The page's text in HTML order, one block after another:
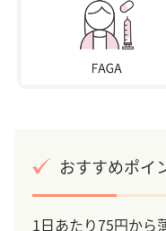
おすすめポイ
1日あたり75円から